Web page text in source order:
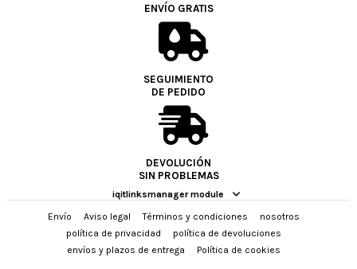
ENVÍO GRATIS
SEGUIMIENTO
DE PEDIDO
DEVOLUCIÓN
SIN PROBLEMAS
iqitlinksmanager module
Envío
Aviso legal Términos y condiciones
nosotros
política de privacidad
política de devoluciones
envíos y plazos de entrega
Política de cookies